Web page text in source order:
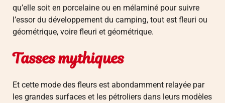
qu’elle soit en porcelaine ou en mélaminé pour suivre
l’essor du développement du camping, tout est fleuri ou
géométrique, voire fleuri et géométrique.
Tasses mythiques
Et cette mode des fleurs est abondamment relayée par
les grandes surfaces et les pétroliers dans leurs modèles